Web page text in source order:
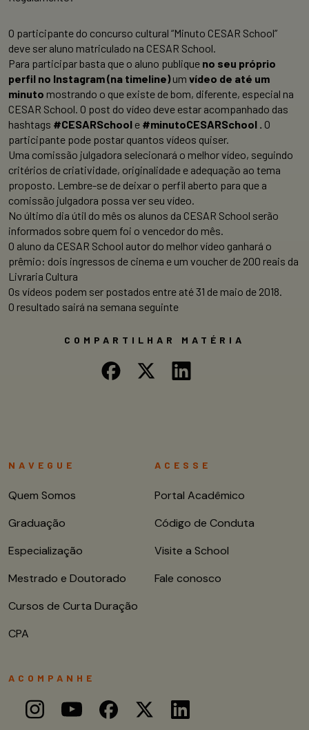
O participante do concurso cultural “Minuto CESAR School”
deve ser aluno matriculado na CESAR School.
Para participar basta que o aluno publique no seu próprio
perfil no Instagram (na timeline)um vídeo de até um
minuto mostrando o que existe de bom, diferente, especial na
CESAR School. O post do vídeo deve estar acompanhado das
hashtags #CESARSchool e #minutoCESARSchool . O
participante pode postar quantos vídeos quiser.
Uma comissão julgadora selecionará o melhor vídeo, seguindo
critérios de criatividade, originalidade e adequação ao tema
proposto. Lembre-se de deixar o perfil aberto para que a
comissão julgadora possa ver seu vídeo.
No último dia útil do mês os alunos da CESAR School serão
informados sobre quem foi o vencedor do mês.
O aluno da CESAR School autor do melhor vídeo ganhará o
prêmio: dois ingressos de cinema e um voucher de 200 reais da
Livraria Cultura
Os vídeos podem ser postados entre até 31 de maio de 2018.
O resultado sairá na semana seguinte
COMPARTILHAR MATÉRIA
NAVEGUE
Quem Somos
Graduação
Especialização
Mestrado e Doutorado
Cursos de Curta Duração
CPA
ACESSE
Portal Acadêmico
Código de Conduta
Visite a School
Fale conosco
ACOMPANHE